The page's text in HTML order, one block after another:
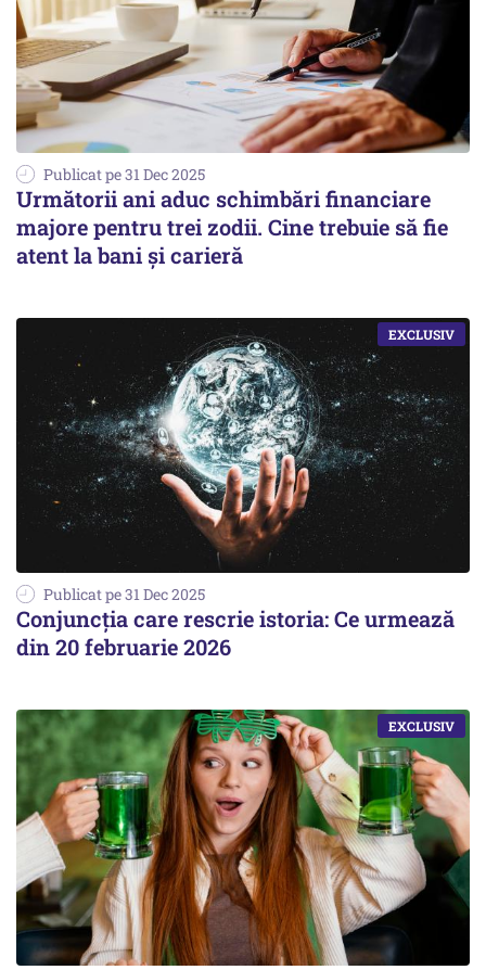
Publicat pe 31 Dec 2025
Următorii ani aduc schimbări financiare
majore pentru trei zodii. Cine trebuie să fie
atent la bani și carieră
Publicat pe 31 Dec 2025
Conjuncția care rescrie istoria: Ce urmează
din 20 februarie 2026